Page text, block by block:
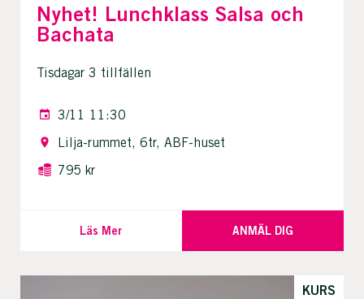
Nyhet! Lunchklass Salsa och
Bachata
Tisdagar 3 tillfällen
3/11 11:30
Lilja-rummet, 6tr, ABF-huset
795 kr
Läs Mer ANMÄL DIG
KURS